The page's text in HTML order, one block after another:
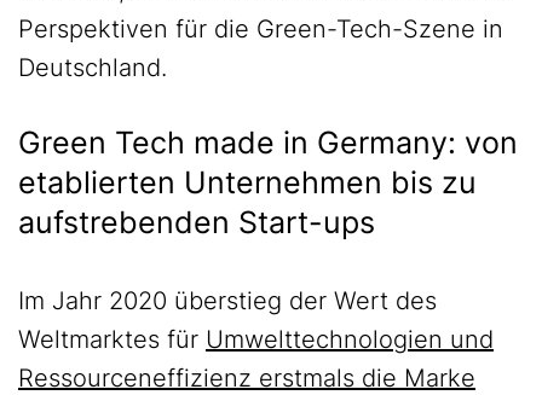
Perspektiven für die Green-Tech-Szene in
Deutschland.
Green Tech made in Germany: von
etablierten Unternehmen bis zu
aufstrebenden Start-ups
Im Jahr 2020 überstieg der Wert des
Weltmarktes für Umwelttechnologien und
Ressourceneffizienz erstmals die Marke